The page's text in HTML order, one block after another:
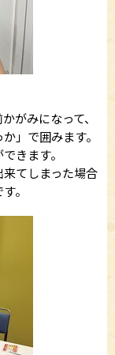
がみになって、
」で囲みます。
きます。
来てしまった場合
。